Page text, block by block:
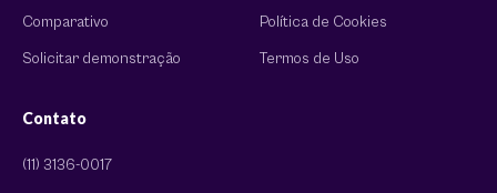
Comparativo
Solicitar demonstração
Política de Cookies
Termos de Uso
Contato
(11) 3136-0017